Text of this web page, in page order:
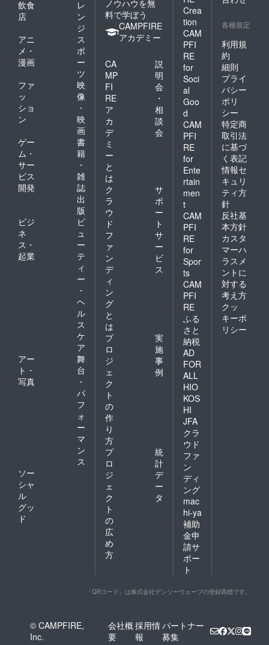
飲食
店
レ
ン
ジ
アニ
メ・
漫画
ス
ポ
ー
ツ
ファ
ッ
ショ
ン
映
像
・
映
画
ゲー
ム・
サー
ビス
開発
書
籍
・
雑
誌
出
版
ビジ
ネ
ス・
起業
ビ
ュ
ー
テ
ィ
ー
・
ヘ
ル
ス
ケ
ア
アー
ト・
写真
舞
台
・
パ
フ
ォ
ー
マ
ン
ス
ソー
シャ
ル
グッ
ド
ノウハウを無
料で学ぼう
CAMPFIRE
アカデミー
CA
MP
FI
RE
ア
カ
デ
ミ
ー
と
は
説
明
会
・
相
談
会
ク
ラ
ウ
ド
フ
ァ
ン
デ
ィ
ン
グ
と
は
サ
ポ
ー
ト
サ
ー
ビ
ス
プ
ロ
ジ
ェ
ク
ト
の
作
り
方
実
施
事
例
プ
ロ
ジ
ェ
ク
ト
の
広
め
方
統
計
デ
ー
タ
Crea
tion
CAM
PFI
RE
for
Soci
al
Goo
d
CAM
PFI
RE
for
Ente
rtain
men
t
CAM
PFI
RE
for
Spor
ts
CAM
PFI
RE
ふる
さと
納税
AD
FOR
ALL
HIO
KOS
HI
JFA
クラ
ウド
ファ
ン
ディ
ング
mac
hi-ya
補助
金申
請サ
ポー
ト
各種規定
利用規
約
細則
プライ
バシー
ポリ
シー
特定商
取引法
に基づ
く表記
情報セ
キュリ
ティ方
針
反社基
本方針
カスタ
マーハ
ラスメ
ントに
対する
考え方
クッ
キーポ
リシー
「QRコード」は株式会社デンソーウェーブの登録商標です。
© CAMPFIRE,
Inc.
会社概
要
採用情
報
パートナー
募集